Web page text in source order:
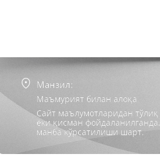
Манзил:
Маъмурият билан алоқа
Сайт маълумотларидан тўлиқ
ёки қисман фойдаланилганда,
манба кўрсатилиши шарт.